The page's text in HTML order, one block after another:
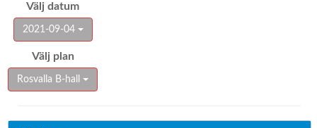
Välj datum
2021-09-04
Välj plan
Rosvalla B-hall